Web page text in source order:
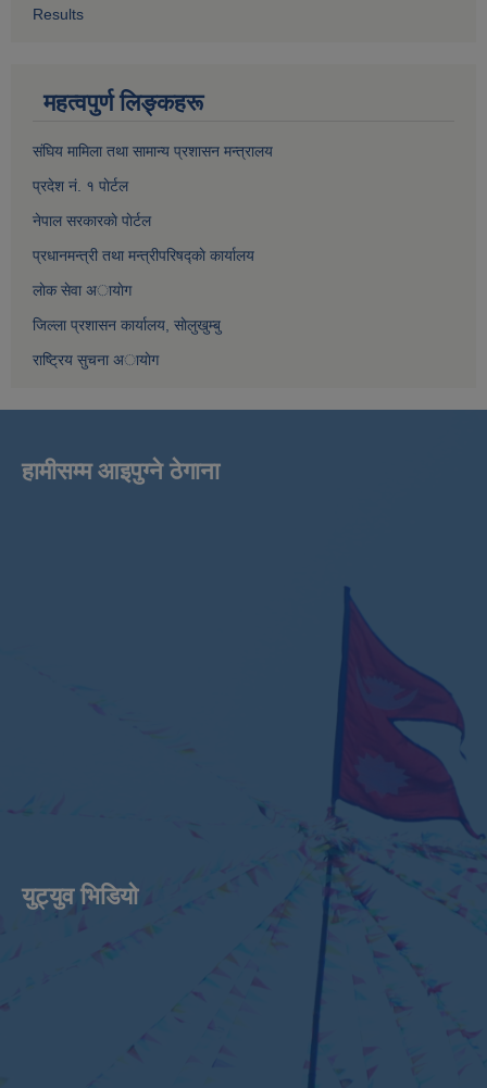
Results
महत्वपुर्ण लिङ्कहरू
संघिय मामिला तथा सामान्य प्रशासन मन्त्रालय
प्रदेश नं. १ पाेर्टल
नेपाल सरकारकाे पाेर्टल
प्रधानमन्त्री तथा मन्त्रीपरिषद्काे कार्यालय
लाेक सेवा अायाेग
जिल्ला प्रशासन कार्यालय, साेलुखुम्बु
राष्ट्रिय सुचना अायाेग
हामीसम्म आइपुग्ने ठेगाना
युट्युव भिडियाे